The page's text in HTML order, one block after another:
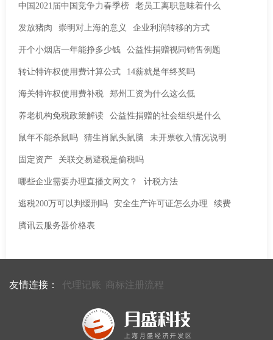
中国2021届中国竞争力春季榜 老员工离职意味着什么
发放猪肉 崇明对上海的意义 企业利润转移的方式
开个小烟店一年能挣多少钱 公益性捐赠视同销售例题
转让特许权使用费计算公式 14薪就是年终奖吗
海关特许权使用费补税 郑州工资为什么这么低
养老机构免税政策解读 公益性捐赠的社会组织是什么
鼠年不能杀鼠吗 猜生肖鼠头鼠脑 未开票收入情况说明
固定资产 关联交易避税是偷税吗
哪些企业需要办理直播文网文？ 计税方法
逃税200万可以判缓刑吗 安全生产许可证怎么办理 续费
腾讯云服务器价格表
友情连接： 代理记账 商标注册流程